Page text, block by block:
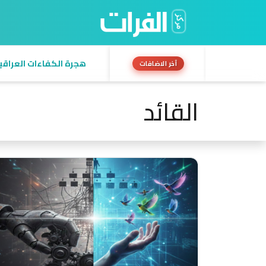
آخر الاضافات هجرة الكفاءات
القائد